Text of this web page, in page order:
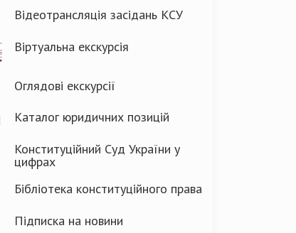
Відеотрансляція засідань КСУ
Віртуальна екскурсія
Оглядові екскурсії
Каталог юридичних позицій
Конституційний Суд України у
цифрах
Бібліотека конституційного права
Підписка на новини